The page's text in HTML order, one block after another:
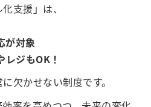
支援」は、
が対象
ジもOK！
欠かせない制度です。